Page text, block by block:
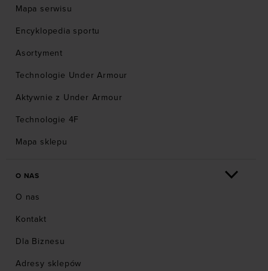
Mapa serwisu
Encyklopedia sportu
Asortyment
Technologie Under Armour
Aktywnie z Under Armour
Technologie 4F
Mapa sklepu
O NAS
O nas
Kontakt
Dla Biznesu
Adresy sklepów